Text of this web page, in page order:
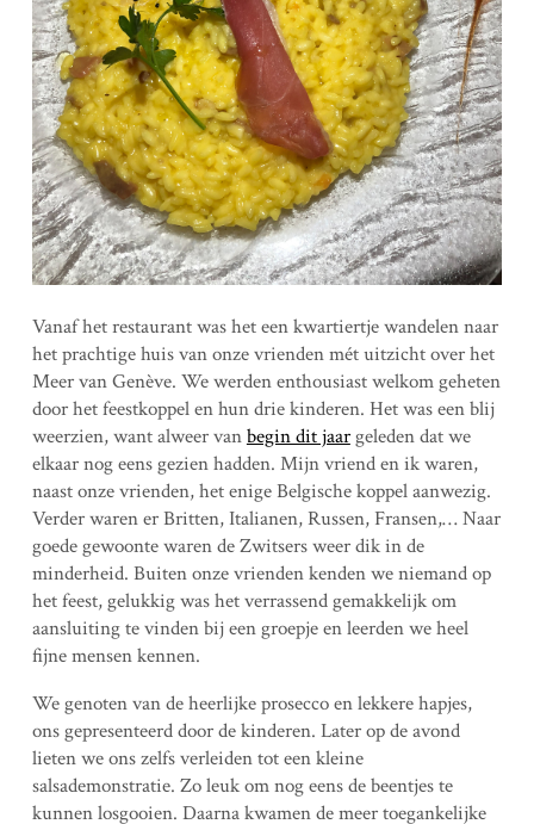
Vanaf het restaurant was het een kwartiertje wandelen naar
het prachtige huis van onze vrienden mét uitzicht over het
Meer van Genève. We werden enthousiast welkom geheten
door het feestkoppel en hun drie kinderen. Het was een blij
weerzien, want alweer vanbegin dit jaargeleden dat we
elkaar nog eens gezien hadden. Mijn vriend en ik waren,
naast onze vrienden, het enige Belgische koppel aanwezig.
Verder waren er Britten, Italianen, Russen, Fransen,… Naar
goede gewoonte waren de Zwitsers weer dik in de
minderheid. Buiten onze vrienden kenden we niemand op
het feest, gelukkig was het verrassend gemakkelijk om
aansluiting te vinden bij een groepje en leerden we heel
fijne mensen kennen.
We genoten van de heerlijke prosecco en lekkere hapjes,
ons gepresenteerd door de kinderen. Later op de avond
lieten we ons zelfs verleiden tot een kleine
salsademonstratie. Zo leuk om nog eens de beentjes te
kunnen losgooien. Daarna kwamen de meer toegankelijke